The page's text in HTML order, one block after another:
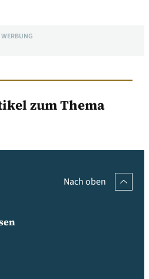
WERBUNG
zum Thema
Nach oben